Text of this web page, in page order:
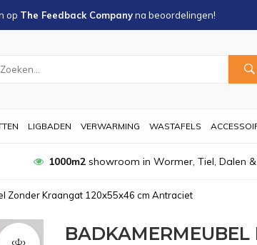
op The Feedback Companyna beoordelingen!
LIGBADEN VERWARMING WASTAFELS
1000m2showroom in Wormer, Tiel, Dalen &
Zonder Kraangat 120x55x46 cm Antraciet
BADKAMERMEUBEL